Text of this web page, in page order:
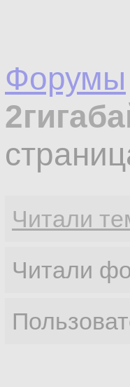
Форумы
Читали
Читали